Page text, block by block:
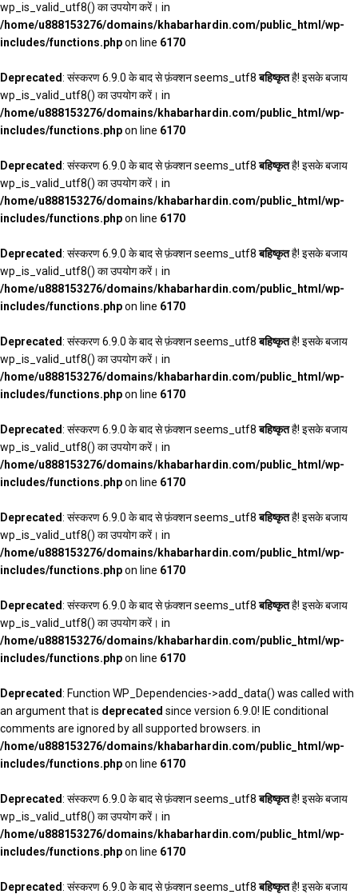
wp_is_valid_utf8() का उपयोग करें। in
/home/u888153276/domains/khabarhardin.com/public_html/wp-
includes/functions.phpon line 6170
Deprecated: संस्करण 6.9.0 के बाद से फ़ंक्शन seems_utf8बहिष्कृतहै! इसके बजाय
wp_is_valid_utf8() का उपयोग करें। in
/home/u888153276/domains/khabarhardin.com/public_html/wp-
includes/functions.phpon line 6170
Deprecated: संस्करण 6.9.0 के बाद से फ़ंक्शन seems_utf8बहिष्कृतहै! इसके बजाय
wp_is_valid_utf8() का उपयोग करें। in
/home/u888153276/domains/khabarhardin.com/public_html/wp-
includes/functions.phpon line 6170
Deprecated: संस्करण 6.9.0 के बाद से फ़ंक्शन seems_utf8बहिष्कृतहै! इसके बजाय
wp_is_valid_utf8() का उपयोग करें। in
/home/u888153276/domains/khabarhardin.com/public_html/wp-
includes/functions.phpon line 6170
Deprecated: संस्करण 6.9.0 के बाद से फ़ंक्शन seems_utf8बहिष्कृतहै! इसके बजाय
wp_is_valid_utf8() का उपयोग करें। in
/home/u888153276/domains/khabarhardin.com/public_html/wp-
includes/functions.phpon line 6170
Deprecated: संस्करण 6.9.0 के बाद से फ़ंक्शन seems_utf8बहिष्कृतहै! इसके बजाय
wp_is_valid_utf8() का उपयोग करें। in
/home/u888153276/domains/khabarhardin.com/public_html/wp-
includes/functions.phpon line 6170
Deprecated: संस्करण 6.9.0 के बाद से फ़ंक्शन seems_utf8बहिष्कृतहै! इसके बजाय
wp_is_valid_utf8() का उपयोग करें। in
/home/u888153276/domains/khabarhardin.com/public_html/wp-
includes/functions.phpon line 6170
Deprecated: संस्करण 6.9.0 के बाद से फ़ंक्शन seems_utf8बहिष्कृतहै! इसके बजाय
wp_is_valid_utf8() का उपयोग करें। in
/home/u888153276/domains/khabarhardin.com/public_html/wp-
includes/functions.phpon line 6170
Deprecated: Function WP_Dependencies->add_data() was called with
an argument that is deprecated since version 6.9.0! IE conditional
comments are ignored by all supported browsers. in
/home/u888153276/domains/khabarhardin.com/public_html/wp-
includes/functions.phpon line 6170
Deprecated: संस्करण 6.9.0 के बाद से फ़ंक्शन seems_utf8बहिष्कृतहै! इसके बजाय
wp_is_valid_utf8() का उपयोग करें। in
/home/u888153276/domains/khabarhardin.com/public_html/wp-
includes/functions.phpon line 6170
Deprecated: संस्करण 6.9.0 के बाद से फ़ंक्शन seems_utf8बहिष्कृतहै! इसके बजाय